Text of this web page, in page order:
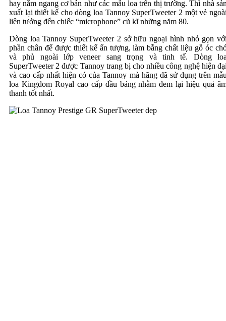
hay nằm ngang cơ bản như các mẫu loa trên thị trường. Thì nhà
xuất lại thiết kế cho dòng loa Tannoy SuperTweeter 2 một vẻ
liên tưởng đến chiếc “microphone” cũ kĩ những năm 80.
Dòng loa Tannoy SuperTweeter 2 sở hữu ngoại hình nhỏ gọn
phần chân đế được thiết kế ấn tượng, làm bằng chất liệu gỗ óc
và phủ ngoài lớp veneer sang trọng và tinh tế. Dòng
SuperTweeter 2 được Tannoy trang bị cho nhiều công nghệ hiện
và cao cấp nhất hiện có của Tannoy mà hãng đã sử dụng trên
loa Kingdom Royal cao cấp đầu bảng nhằm đem lại hiệu quả
thanh tốt nhất.